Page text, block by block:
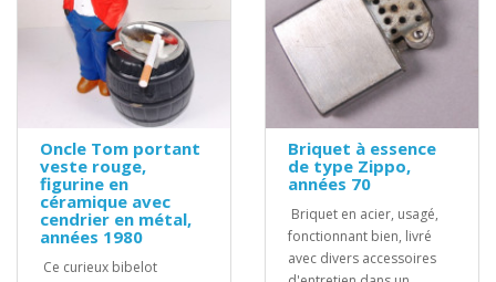
Oncle Tom portant
veste rouge,
figurine en
céramique avec
cendrier en métal,
années 1980
Ce curieux bibelot
Briquet à essence
de type Zippo,
années 70
Briquet en acier, usagé,
fonctionnant bien, livré
avec divers accessoires